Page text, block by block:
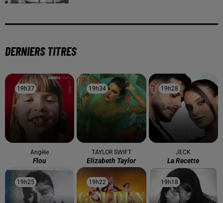
DERNIERS TITRES
19h37
19h37
Angèle
Flou
19h34
19h34
TAYLOR SWIFT
Elizabeth Taylor
19h28
19h28
JECK
La Recette
19h25
19h25 19h22
19h22 19h18
19h18